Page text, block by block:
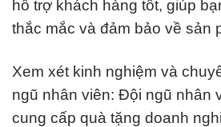
hỗ trợ khách hàng tốt, giúp
thắc mắc và đảm bảo về sản
Xem xét kinh nghiệm và
ngũ nhân viên: Đội ngũ nhân
cung cấp quà tặng doanh